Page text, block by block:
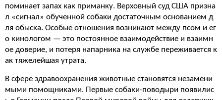
поминает запах как приманку. Верховный суд США призна
л «сигнал» обученной собаки достаточным основанием д
ля обыска. Особые отношения возникают между псом и ег
о кинологом — это постоянное взаимодействие и взаимн
ое доверие, и потеря напарника на службе переживается к
ак тяжелейшая утрата.
В сфере здравоохранения животные становятся незамени
мыми помощниками. Первые собаки-поводыри появилис